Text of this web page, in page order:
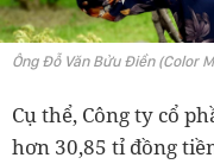
Ông Đỗ Văn Bửu Điền (Color
Cụ thể, Công ty cổ
hơn 30,85 tỉ đồng